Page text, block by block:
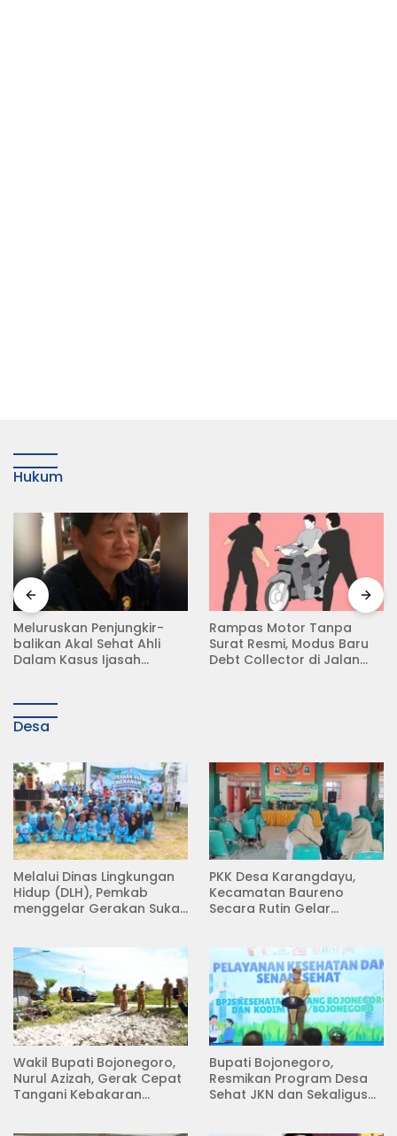
Hukum
Meluruskan Penjungkir-
balikan Akal Sehat Ahli
Dalam Kasus Ijasah
Rampas Motor Tanpa
Surat Resmi, Modus Baru
Debt Collector di Jalan
Desa
Melalui Dinas Lingkungan
Hidup (DLH), Pemkab
menggelar Gerakan Suka
PKK Desa Karangdayu,
Kecamatan Baureno
Secara Rutin Gelar
Wakil Bupati Bojonegoro,
Nurul Azizah, Gerak Cepat
Tangani Kebakaran
Bupati Bojonegoro,
Resmikan Program Desa
Sehat JKN dan Sekaligus